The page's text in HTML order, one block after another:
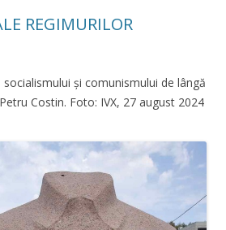
REGIMURILOR
și comunismului de lângă
Costin. Foto: IVX, 27 august 2024